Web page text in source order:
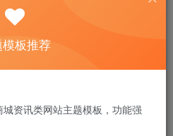
看
9.9
！建议登陆后购买，可保存购买订单
模板推荐
资讯类网站主题模板，功能强